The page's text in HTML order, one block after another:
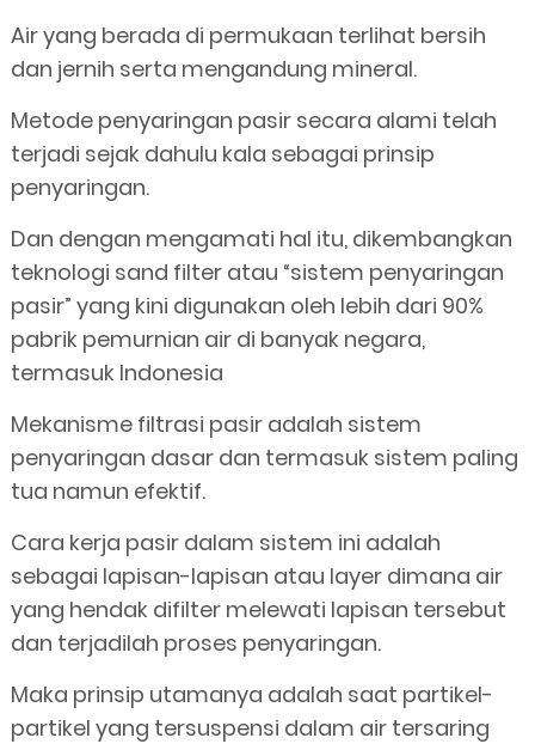
Air yang berada di permukaan terlihat bersih
dan jernih serta mengandung mineral.
Metode penyaringan pasir secara alami telah
terjadi sejak dahulu kala sebagai prinsip
penyaringan.
Dan dengan mengamati hal itu, dikembangkan
teknologi sand filter atau “sistem penyaringan
pasir” yang kini digunakan oleh lebih dari 90%
pabrik pemurnian air di banyak negara,
termasuk Indonesia
Mekanisme filtrasi pasir adalah sistem
penyaringan dasar dan termasuk sistem paling
tua namun efektif.
Cara kerja pasir dalam sistem ini adalah
sebagai lapisan-lapisan atau layer dimana air
yang hendak difilter melewati lapisan tersebut
dan terjadilah proses penyaringan.
Maka prinsip utamanya adalah saat partikel-
partikel yang tersuspensi dalam air tersaring